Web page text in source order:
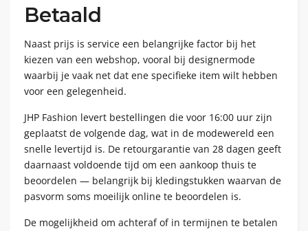
Betaald
Naast prijs is service een belangrijke factor bij het
kiezen van een webshop, vooral bij designermode
waarbij je vaak net dat ene specifieke item wilt hebben
voor een gelegenheid.
JHP Fashion levert bestellingen die voor 16:00 uur zijn
geplaatst de volgende dag, wat in de modewereld een
snelle levertijd is. De retourgarantie van 28 dagen geeft
daarnaast voldoende tijd om een aankoop thuis te
beoordelen — belangrijk bij kledingstukken waarvan de
pasvorm soms moeilijk online te beoordelen is.
De mogelijkheid om achteraf of in termijnen te betalen